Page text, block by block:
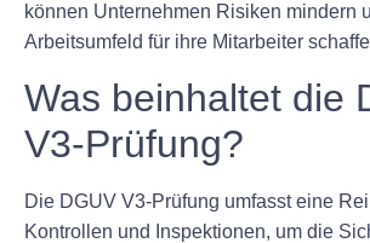
können Unternehmen Risiken mindern
Arbeitsumfeld für ihre Mitarbeiter
Was beinhaltet die
V3-Prüfung?
Die DGUV V3-Prüfung umfasst eine
Kontrollen und Inspektionen, um die